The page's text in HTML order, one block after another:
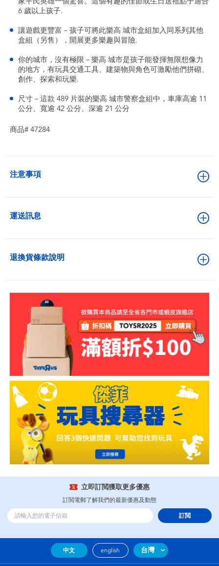
6 歲以上孩子.
讓遊戲更豐富－孩子可將此樂高 城市盒組加入同系列其他
盒組（另售），開展更多樂趣與冒險.
你的城市，沒有極限－樂高 城市是孩子能發揮無限想像力
的地方，有玩具交通工具、建築物與角色可激勵他們拼砌、
創作、探索和玩樂.
尺寸－這款 489 片裝的樂高 城市警察盒組中，車庫高逾 11
公分、寬逾 42 公分、深逾 21 公分
商品# 47284
注意事項
運送訊息
退換貨條款說明
立即訂閲獲取更多優惠
訂閲電郵了解我們的最新優惠及動態
訂閲
中文 english 台灣